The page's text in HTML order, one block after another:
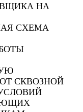
НА
СХЕМА
СКВОЗНОЙ